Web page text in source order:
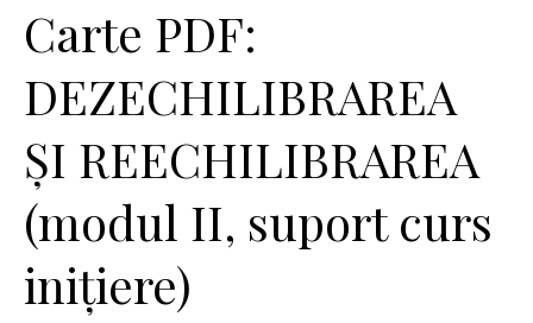
Carte PDF:
DEZECHILIBRAREA
ȘI REECHILIBRAREA
(modul II, suport curs
inițiere)